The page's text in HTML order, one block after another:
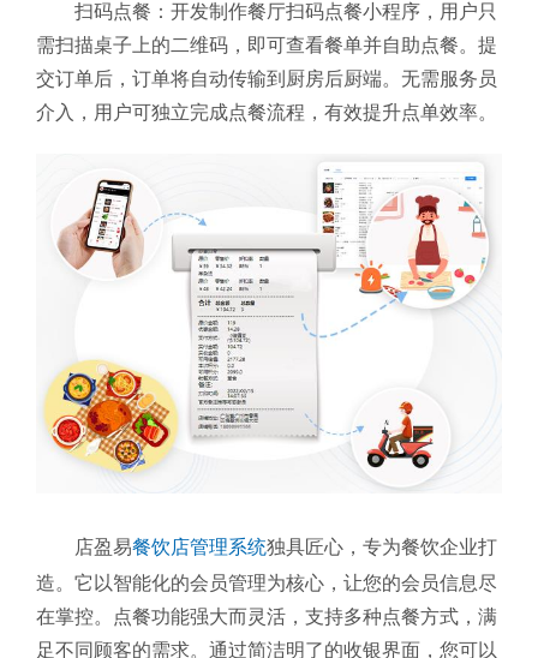
扫码点餐：开发制作餐厅扫码点餐小程序，用户只
需扫描桌子上的二维码，即可查看餐单并自助点餐。提
交订单后，订单将自动传输到厨房后厨端。无需服务员
介入，用户可独立完成点餐流程，有效提升点单效率。
店盈易餐饮店管理系统独具匠心，专为餐饮企业打
造。它以智能化的会员管理为核心，让您的会员信息尽
在掌控。点餐功能强大而灵活，支持多种点餐方式，满
足不同顾客的需求。通过简洁明了的收银界面，您可以